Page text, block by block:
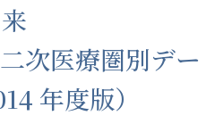
来
次医療圏別デー
年度版）